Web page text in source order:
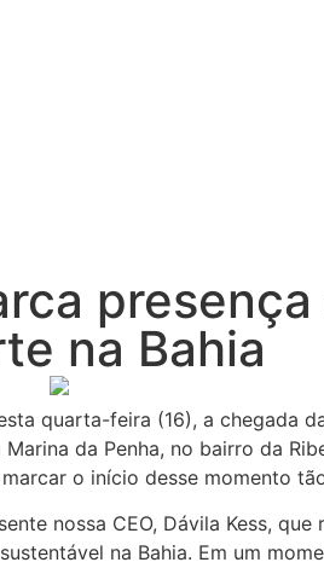
na Bahia
quarta-feira (16), a chegada
da Penha, no bairro da
o início desse momento
nossa CEO, Dávila Kess,
na Bahia. Em um